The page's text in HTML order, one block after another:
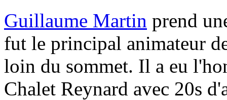
Guillaume Martin prend
fut le principal animateur
loin du sommet. Il a eu
Chalet Reynard avec 20s